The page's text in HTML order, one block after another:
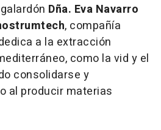
Dña. Eva Navarro
, compañía
a la extracción
como la vid y el
consolidarse y
al producir materias